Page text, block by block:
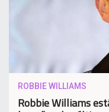
ROBBIE WILLIAMS
Robbie Williams